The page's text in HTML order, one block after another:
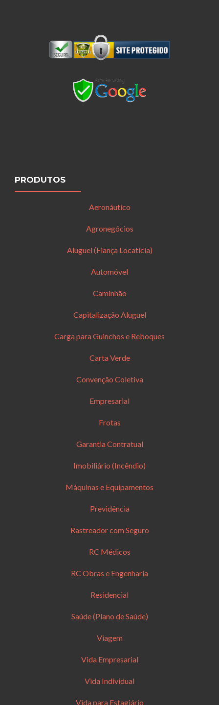
PRODUTOS
Aeronáutico
Agronegócios
Aluguel (Fiança Locatícia)
Automóvel
Caminhão
Capitalização Aluguel
Carga para Guinchos e Reboques
Carta Verde
Convenção Coletiva
Empresarial
Frotas
Garantia Contratual
Imobiliário (Incêndio)
Máquinas e Equipamentos
Previdência
Rastreador com Seguro
RC Médicos
RC Obras e Engenharia
Residencial
Saúde (Plano de Saúde)
Viagem
Vida Empresarial
Vida Individual
Vida para Estagiário